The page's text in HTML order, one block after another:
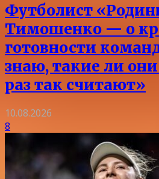
Футболист
Тимошенко — о
готовности
знаю, такие ли
раз так считают»
10.08.2026
8